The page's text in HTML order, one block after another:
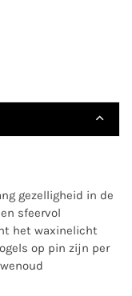
gezelligheid in de
sfeervol
het waxinelicht
op pin zijn per